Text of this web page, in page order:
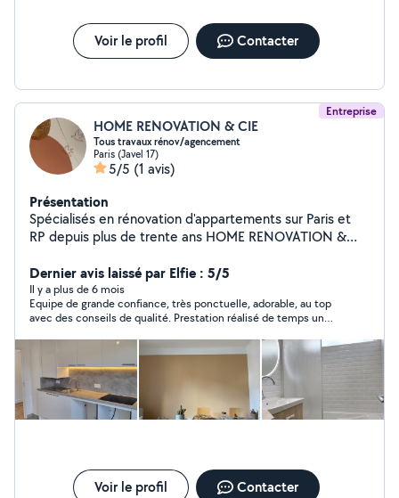
Voir le profil Contacter
Entreprise
HOME RENOVATION & CIE
Tous travaux rénov/agencement
Paris (Javel 17)
5/5 (1 avis)
Présentation
Spécialisés en rénovation d'appartements sur Paris et
RP depuis plus de trente ans HOME RENOVATION &
d'artisans de confiance intervient pour tous travaux Paris
et Ile de France : rénovation complète ou Peinture,
dégâts des eaux, maçonnerie, plomberie, chauffage,
menuiseries, électricité etc...
Dernier avis laissé par Elfie : 5/5
Il y a plus de 6 mois
Equipe de grande confiance, très ponctuelle, adorable, au top
avec des conseils de qualité. Prestation réalisé de temps un
recommande +++. Allez-y les yeux fermés!!!
Voir le profil Contacter